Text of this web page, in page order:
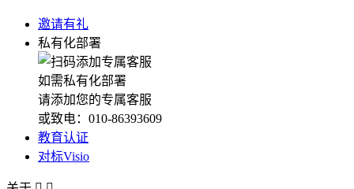
邀请有礼
私有化部署
如需私有化部署
请添加您的专属客服
或致电：010-86393609
教育认证
对标Visio